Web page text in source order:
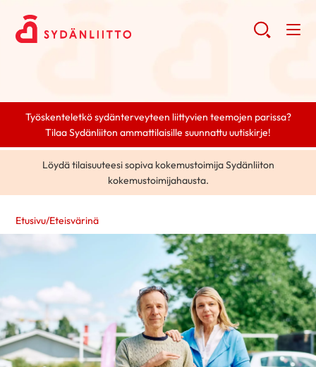
Työskenteletkö sydänterveyteen liittyvien teemojen parissa?
Tilaa Sydänliiton ammattilaisille suunnattu uutiskirje!
Löydä tilaisuuteesi sopiva kokemustoimija Sydänliiton
kokemustoimijahausta.
Etusivu/Eteisvärinä